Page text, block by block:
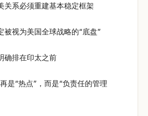
关系必须重建基本稳定框架
被视为美国全球战略的“底盘”
确排在印太之前
是“热点”，而是“负责任的管理